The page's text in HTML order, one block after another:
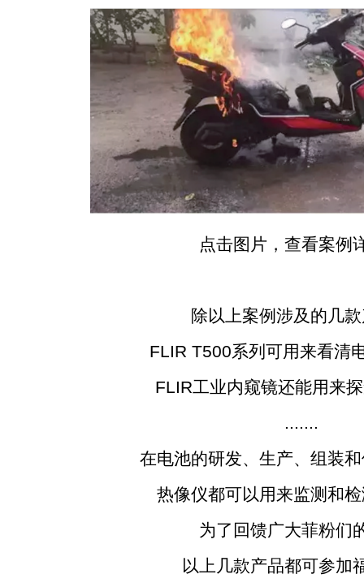
点击图片，查看案例
除以上案例涉及的几款
FLIR T500系列可用来看清
FLIR工业内窥镜还能用来探
.......
在电池的研发、生产、组装和
热像仪都可以用来监测和检
为了回馈广大菲粉们
以上几款产品都可参加